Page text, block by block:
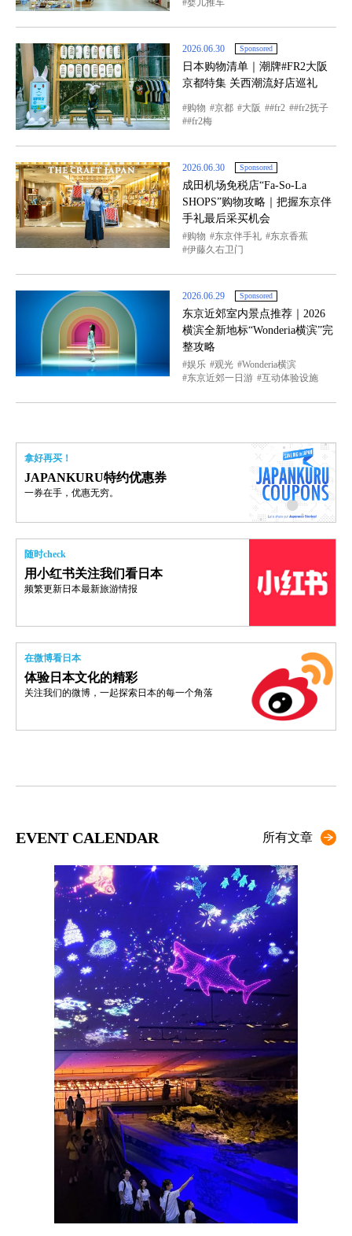
婴儿推车
2026.06.30 Sponsored
日本购物清单｜潮牌#FR2大阪
京都特集 关西潮流好店巡礼
购物 京都 大阪 #fr2
#fr2抚子
#fr2梅
2026.06.30 Sponsored
成田机场免税店“Fa-So-La
SHOPS”购物攻略｜把握东京伴
手礼最后采买机会
购物 东京伴手礼
东京香蕉
伊藤久右卫门
2026.06.29 Sponsored
东京近郊室内景点推荐｜2026
横滨全新地标“Wonderia横滨”完
整攻略
娱乐 观光
Wonderia横滨
东京近郊一日游
互动体验设施
拿好再买！
JAPANKURU特约优惠券
一券在手，优惠无穷。
随时check
用小红书关注我们看日本
频繁更新日本最新旅游情报
在微博看日本
体验日本文化的精彩
关注我们的微博，一起探索日本的每一个角落
EVENT CALENDAR 所有文章